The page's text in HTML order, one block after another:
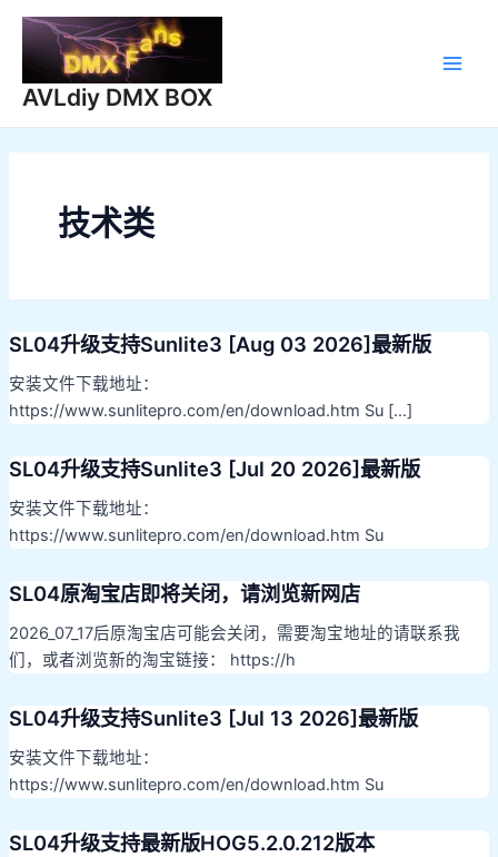
AVLdiy DMX BOX
技术类
SL04升级支持Sunlite3 [Aug 03 2026]最新版
安装文件下载地址：
https://www.sunlitepro.com/en/download.htm Su […]
SL04升级支持Sunlite3 [Jul 20 2026]最新版
安装文件下载地址：
https://www.sunlitepro.com/en/download.htm Su
SL04原淘宝店即将关闭，请浏览新网店
2026_07_17后原淘宝店可能会关闭，需要淘宝地址的请联系我
们，或者浏览新的淘宝链接： https://h
SL04升级支持Sunlite3 [Jul 13 2026]最新版
安装文件下载地址：
https://www.sunlitepro.com/en/download.htm Su
SL04升级支持最新版HOG5.2.0.212版本